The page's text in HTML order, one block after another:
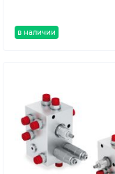
в наличии